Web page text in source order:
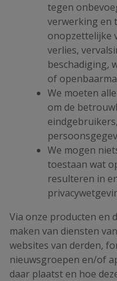
tegen
verwerking en
onopzettelijke
verlies,
beschadiging,
of
We moeten
om de
We mogen
toestaan wat
resulteren in
Via onze producten en
maken van diensten
websites van derden,
nieuwsgroepen en/of
daar plaatst en hoe